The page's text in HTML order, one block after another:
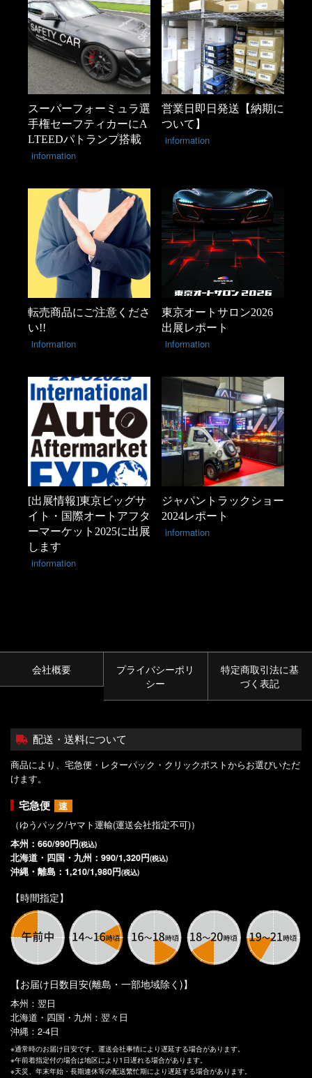
スーパーフォーミュラ選
手権セーフティカーにA
LTEEDパトランプ搭載
information
営業日即日発送【納期に
ついて】
information
転売商品にご注意くださ
い!!
information
東京オートサロン2026
出展レポート
information
[出展情報]東京ビッグサ
イト・国際オートアフタ
ーマーケット2025に出展
します
information
ジャパントラックショー
2024レポート
information
会社概要
プライバシーポリ
シー
特定商取引法に基
づく表記
配送・送料について
商品により、宅急便・レターパック・クリックポストからお選びいただ
けます。
宅急便
速
（ゆうパック/ヤマト運輸(運送会社指定不可)）
本州：660/990円(税込)
北海道・四国・九州：990/1,320円(税込)
沖縄・離島：1,210/1,980円(税込)
【時間指定】
【お届け日数目安(離島・一部地域除く)】
本州：翌日
北海道・四国・九州：翌々日
沖縄：2-4日
※通常時のお届け目安です。運送会社事情により遅延する場合があります。
※午前着指定付の場合は地区により1日遅れる場合があります。
※天災、年末年始・長期連休等の配送繁忙期により遅延する場合があります。